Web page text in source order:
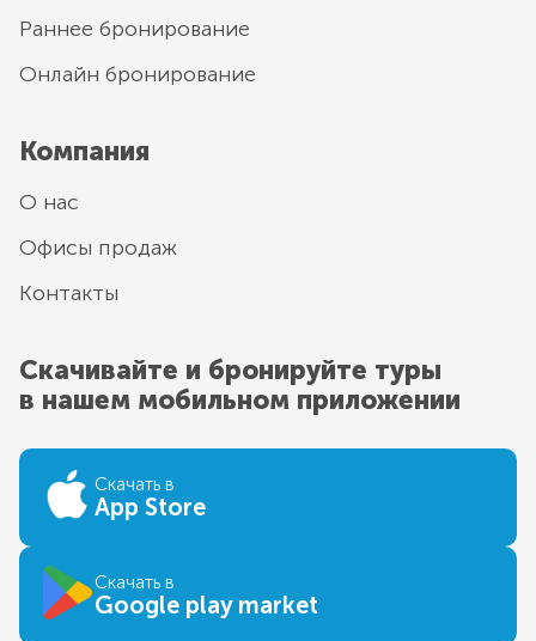
Раннее бронирование
Онлайн бронирование
Компания
О нас
Офисы продаж
Контакты
Скачивайте и бронируйте туры
в нашем мобильном приложении
Скачать в
App Store
Скачать в
Google play market